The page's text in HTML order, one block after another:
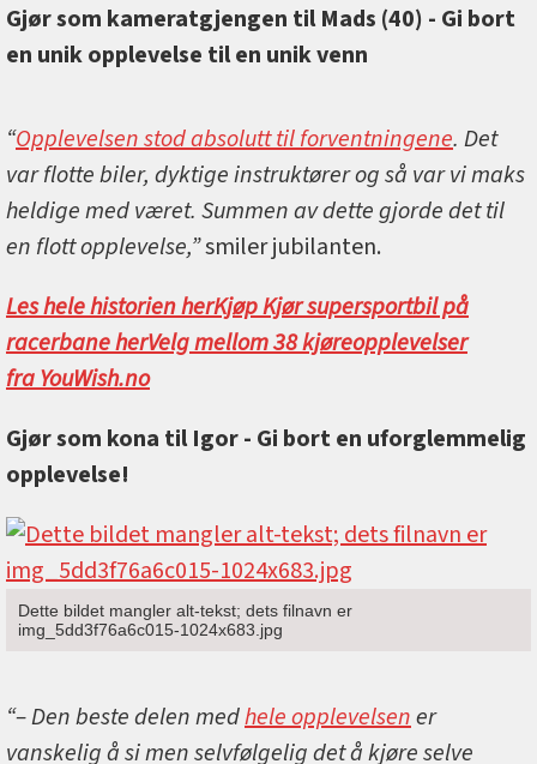
Gjør som kameratgjengen til Mads (40) - Gi bort
en unik opplevelse til en unik venn
“Opplevelsen stod absolutt til forventningene. Det
var flotte biler, dyktige instruktører og så var vi maks
heldige med været. Summen av dette gjorde det til
en flott opplevelse,”smiler jubilanten.
Les hele historien herKjøp Kjør supersportbil på
racerbane herVelg mellom 38 kjøreopplevelser
fra YouWish.no
Gjør som kona til Igor - Gi bort en uforglemmelig
opplevelse!
Dette bildet mangler alt-tekst; dets filnavn er
img_5dd3f76a6c015-1024x683.jpg
“– Den beste delen medhele opplevelsener
vanskelig å si men selvfølgelig det å kjøre selve